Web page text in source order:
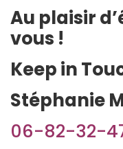
Au plaisir
vous !
Keep in
Stéphanie
06-82-32-